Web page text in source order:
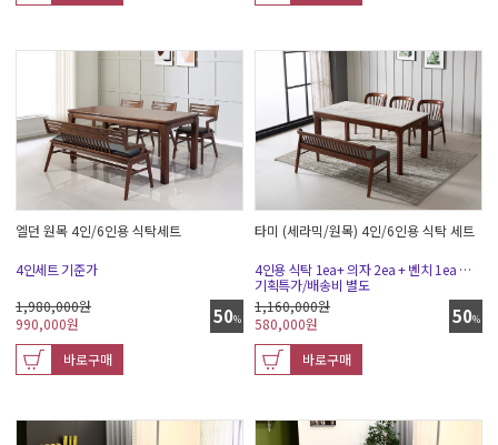
엘던 원목 4인/6인용 식탁세트
4인세트 기준가
50%
1,980,000원
990,000원
바로구매
타미 (세라믹/원목) 4인/6인용 식탁 세트
4인용 식탁 1ea+ 의자 2ea + 벤치 1ea 기준가
기획특가/배송비 별도
50%
1,160,000원
580,000원
바로구매